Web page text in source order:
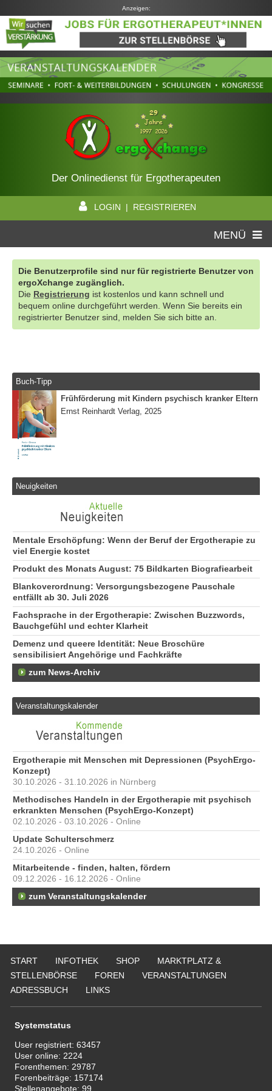
Anzeigen:
Der Onlinedienst für Ergotherapeuten
LOGIN | REGISTRIEREN
MENÜ
Die Benutzerprofile sind nur für registrierte Benutzer von
ergoXchange zugänglich.
Die Registrierung ist kostenlos und kann schnell und
bequem online durchgeführt werden. Wenn Sie bereits ein
registrierter Benutzer sind, melden Sie sich bitte an.
Buch-Tipp
Frühförderung mit Kindern psychisch kranker Eltern
Ernst Reinhardt Verlag, 2025
Neuigkeiten
Mentale Erschöpfung: Wenn der Beruf der Ergotherapie zu
viel Energie kostet
Produkt des Monats August: 75 Bildkarten Biografiearbeit
Blankoverordnung: Versorgungsbezogene Pauschale
entfällt ab 30. Juli 2026
Fachsprache in der Ergotherapie: Zwischen Buzzwords,
Bauchgefühl und echter Klarheit
Demenz und queere Identität: Neue Broschüre
sensibilisiert Angehörige und Fachkräfte
zum News-Archiv
Veranstaltungskalender
Ergotherapie mit Menschen mit Depressionen (PsychErgo-
Konzept)
30.10.2026 - 31.10.2026 in Nürnberg
Methodisches Handeln in der Ergotherapie mit psychisch
erkrankten Menschen (PsychErgo-Konzept)
02.10.2026 - 03.10.2026 - Online
Update Schulterschmerz
24.10.2026 - Online
Mitarbeitende - finden, halten, fördern
09.12.2026 - 16.12.2026 - Online
zum Veranstaltungskalender
START INFOTHEK SHOP
MARKTPLATZ &
STELLENBÖRSE
FOREN
VERANSTALTUNGEN
ADRESSBUCH
LINKS
Systemstatus
User registriert:63457
User online: 2224
Forenthemen: 29787
Forenbeiträge: 157174
Stellenangebote:99